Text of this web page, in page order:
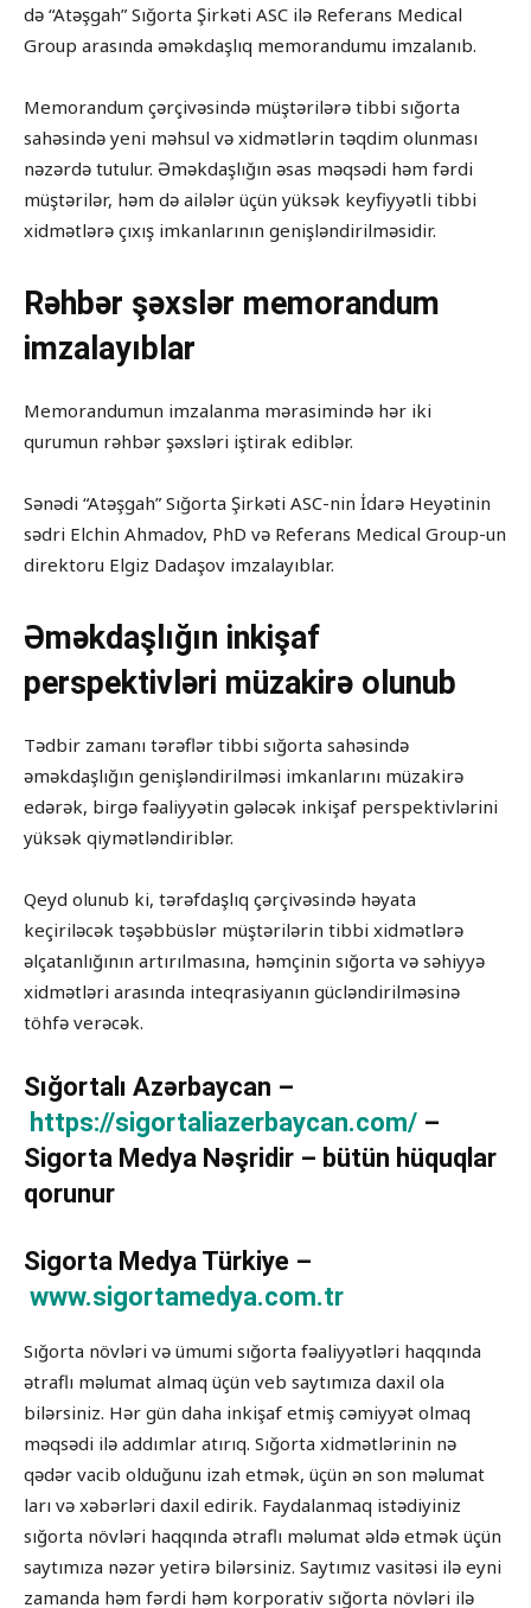
də “Atəşgah” Sığorta Şirkəti ASC ilə Referans Medical
Group arasında əməkdaşlıq memorandumu imzalanıb.
Memorandum çərçivəsində müştərilərə tibbi sığorta
sahəsində yeni məhsul və xidmətlərin təqdim olunması
nəzərdə tutulur. Əməkdaşlığın əsas məqsədi həm fərdi
müştərilər, həm də ailələr üçün yüksək keyfiyyətli tibbi
xidmətlərə çıxış imkanlarının genişləndirilməsidir.
Rəhbər şəxslər memorandum
imzalayıblar
Memorandumun imzalanma mərasimində hər iki
qurumun rəhbər şəxsləri iştirak ediblər.
Sənədi “Atəşgah” Sığorta Şirkəti ASC-nin İdarə Heyətinin
sədri Elchin Ahmadov, PhD və Referans Medical Group-un
direktoru Elgiz Dadaşov imzalayıblar.
Əməkdaşlığın inkişaf
perspektivləri müzakirə olunub
Tədbir zamanı tərəflər tibbi sığorta sahəsində
əməkdaşlığın genişləndirilməsi imkanlarını müzakirə
edərək, birgə fəaliyyətin gələcək inkişaf perspektivlərini
yüksək qiymətləndiriblər.
Qeyd olunub ki, tərəfdaşlıq çərçivəsində həyata
keçiriləcək təşəbbüslər müştərilərin tibbi xidmətlərə
əlçatanlığının artırılmasına, həmçinin sığorta və səhiyyə
xidmətləri arasında inteqrasiyanın gücləndirilməsinə
töhfə verəcək.
Sığortalı Azərbaycan –
https://sigortaliazerbaycan.com/ –
Sigorta Medya Nəşridir – bütün hüquqlar
qorunur
Sigorta Medya Türkiye –
www.sigortamedya.com.tr
Sığorta növləri və ümumi sığorta fəaliyyətləri haqqında
ətraflı məlumat almaq üçün veb saytımıza daxil ola
bilərsiniz. Hər gün daha inkişaf etmiş cəmiyyət olmaq
məqsədi ilə addımlar atırıq. Sığorta xidmətlərinin nə
qədər vacib olduğunu izah etmək, üçün ən son məlumat
ları və xəbərləri daxil edirik. Faydalanmaq istədiyiniz
sığorta növləri haqqında ətraflı məlumat əldə etmək üçün
saytımıza nəzər yetirə bilərsiniz. Saytımız vasitəsi ilə eyni
zamanda həm fərdi həm korporativ sığorta növləri ilə